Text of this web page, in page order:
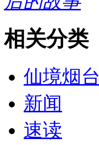
相关分类
仙境烟台
新闻
速读